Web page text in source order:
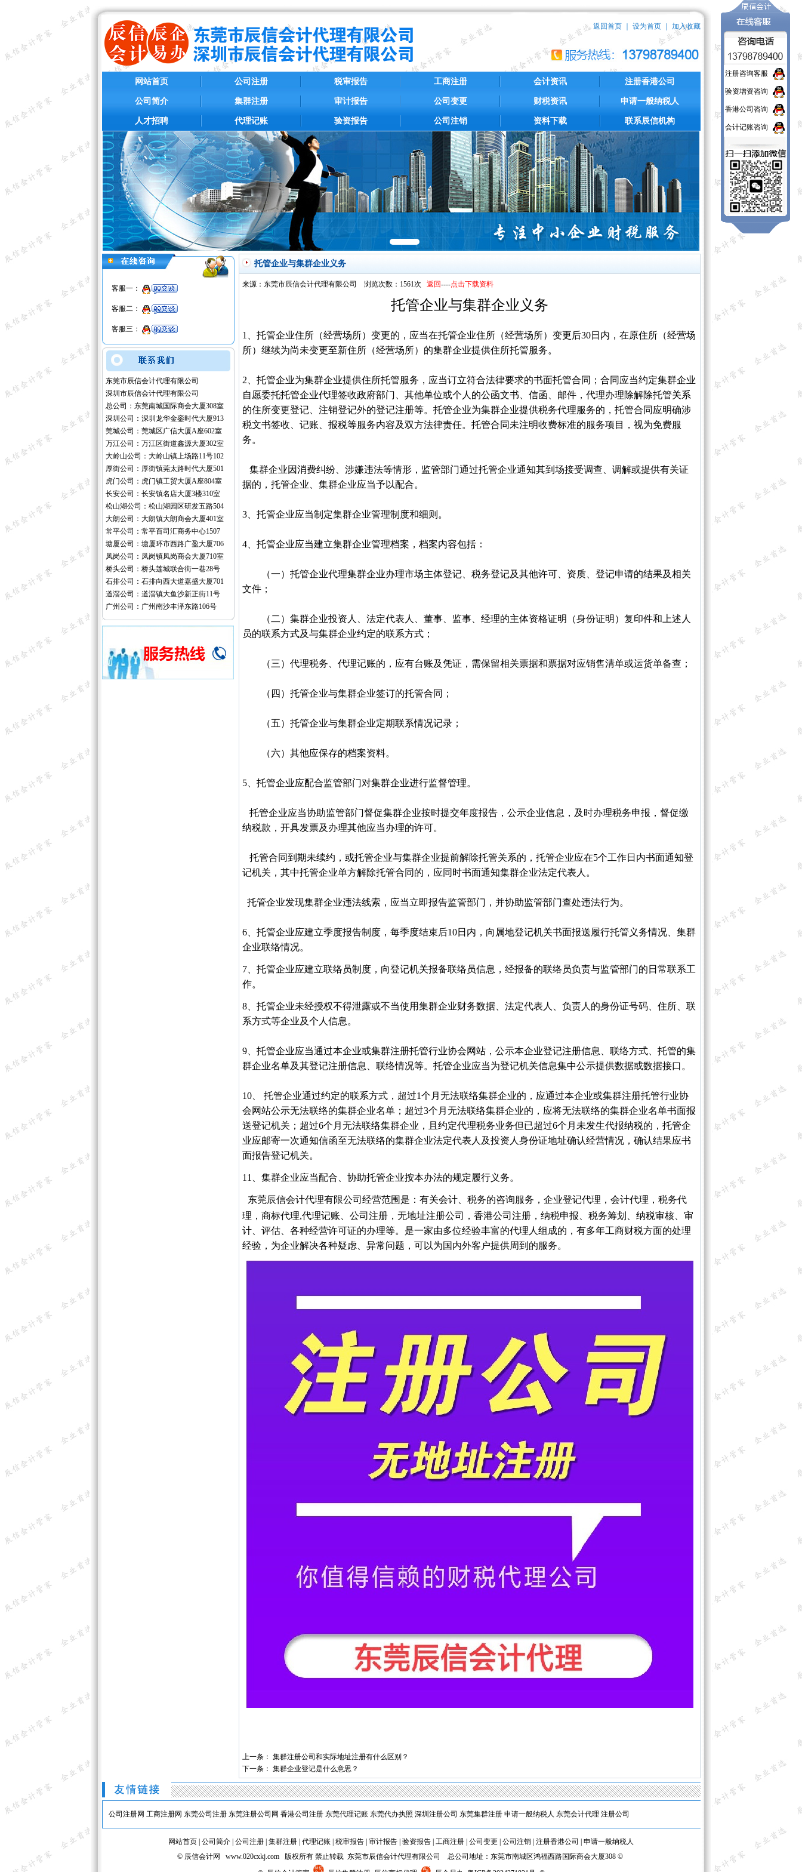
返回首页｜ 设为首页｜ 加入收藏
网站首页
公司简介
人才招聘
公司注册
集群注册
代理记账
税审报告
审计报告
验资报告
工商注册
公司变更
公司注销
会计资讯
财税资讯
资料下载
注册香港公司
申请一般纳税人
联系辰信机构
客服一：
客服二：
客服三：
东莞市辰信会计代理有限公司
深圳市辰信会计代理有限公司
总公司：东莞南城国际商会大厦308室
深圳公司：深圳龙华金銮时代大厦913
莞城公司：莞城区广信大厦A座602室
万江公司：万江区街道鑫源大厦302室
大岭山公司：大岭山镇上场路11号102
厚街公司：厚街镇莞太路时代大厦501
虎门公司：虎门镇工贸大厦A座804室
长安公司：长安镇名店大厦3楼310室
松山湖公司：松山湖园区研发五路504
大朗公司：大朗镇大朗商会大厦401室
常平公司：常平百司汇商务中心1507
塘厦公司：塘厦环市西路广盈大厦706
凤岗公司：凤岗镇凤岗商会大厦710室
桥头公司：桥头莲城联合街一巷28号
石排公司：石排向西大道嘉盛大厦701
道滘公司：道滘镇大鱼沙新正街11号
广州公司：广州南沙丰泽东路106号
托管企业与集群企业义务
来源：东莞市辰信会计代理有限公司 浏览次数：1561次 返回----点击下载资料
托管企业与集群企业义务
1、托管企业住所（经营场所）变更的，应当在托管企业住所（经营场所）变更后30日内，在原住所（经营场
所）继续为尚未变更至新住所（经营场所）的集群企业提供住所托管服务。
2、托管企业为集群企业提供住所托管服务，应当订立符合法律要求的书面托管合同；合同应当约定集群企业
自愿委托托管企业代理签收政府部门、其他单位或个人的公函文书、信函、邮件，代理办理除解除托管关系
的住所变更登记、注销登记外的登记注册等。托管企业为集群企业提供税务代理服务的，托管合同应明确涉
税文书签收、记账、报税等服务内容及双方法律责任。托管合同未注明收费标准的服务项目，视为免费服
务。
集群企业因消费纠纷、涉嫌违法等情形，监管部门通过托管企业通知其到场接受调查、调解或提供有关证
据的，托管企业、集群企业应当予以配合。
3、托管企业应当制定集群企业管理制度和细则。
4、托管企业应当建立集群企业管理档案，档案内容包括：
（一）托管企业代理集群企业办理市场主体登记、税务登记及其他许可、资质、登记申请的结果及相关
文件；
（二）集群企业投资人、法定代表人、董事、监事、经理的主体资格证明（身份证明）复印件和上述人
员的联系方式及与集群企业约定的联系方式；
（三）代理税务、代理记账的，应有台账及凭证，需保留相关票据和票据对应销售清单或运货单备查；
（四）托管企业与集群企业签订的托管合同；
（五）托管企业与集群企业定期联系情况记录；
（六）其他应保存的档案资料。
5、托管企业应配合监管部门对集群企业进行监督管理。
托管企业应当协助监管部门督促集群企业按时提交年度报告，公示企业信息，及时办理税务申报，督促缴
纳税款，开具发票及办理其他应当办理的许可。
托管合同到期未续约，或托管企业与集群企业提前解除托管关系的，托管企业应在5个工作日内书面通知登
记机关，其中托管企业单方解除托管合同的，应同时书面通知集群企业法定代表人。
托管企业发现集群企业违法线索，应当立即报告监管部门，并协助监管部门查处违法行为。
6、托管企业应建立季度报告制度，每季度结束后10日内，向属地登记机关书面报送履行托管义务情况、集群
企业联络情况。
7、托管企业应建立联络员制度，向登记机关报备联络员信息，经报备的联络员负责与监管部门的日常联系工
作。
8、托管企业未经授权不得泄露或不当使用集群企业财务数据、法定代表人、负责人的身份证号码、住所、联
系方式等企业及个人信息。
9、 托管企业应当通过本企业或集群注册托管行业协会网站，公示本企业登记注册信息、联络方式、托管的集
群企业名单及其登记注册信息、联络情况等。托管企业应当为登记机关信息集中公示提供数据或数据接口。
10、 托管企业通过约定的联系方式，超过1个月无法联络集群企业的，应通过本企业或集群注册托管行业协
会网站公示无法联络的集群企业名单；超过3个月无法联络集群企业的，应将无法联络的集群企业名单书面报
送登记机关；超过6个月无法联络集群企业，且约定代理税务业务但已超过6个月未发生代报纳税的，托管企
业应邮寄一次通知信函至无法联络的集群企业法定代表人及投资人身份证地址确认经营情况，确认结果应书
面报告登记机关。
11、集群企业应当配合、协助托管企业按本办法的规定履行义务。
东莞辰信会计代理有限公司经营范围是：有关会计、税务的咨询服务，企业登记代理，会计代理，税务代
理，商标代理,代理记账、公司注册，无地址注册公司，香港公司注册，纳税申报、税务筹划、纳税审核、审
计、评估、各种经营许可证的办理等。是一家由多位经验丰富的代理人组成的，有多年工商财税方面的处理
经验，为企业解决各种疑虑、异常问题，可以为国内外客户提供周到的服务。
上一条： 集群注册公司和实际地址注册有什么区别？
下一条： 集群企业登记是什么意思？
公司注册网 工商注册网 东莞公司注册 东莞注册公司网 香港公司注册 东莞代理记账 东莞代办执照 深圳注册公司 东莞集群注册 申请一般纳税人 东莞会计代理 注册公司
网站首页 公司简介 公司注册 集群注册 代理记账 税审报告 审计报告 验资报告 工商注册 公司变更 公司注销 注册香港公司
申请一般纳税人
© 辰信会计网 www.020cxkj.com 版权所有 禁止转载 东莞市辰信会计代理有限公司 总公司地址：东莞市南城区鸿福西路国际商会大厦308 ©
注册咨询客服
验资增资咨询
香港公司咨询
会计记账咨询